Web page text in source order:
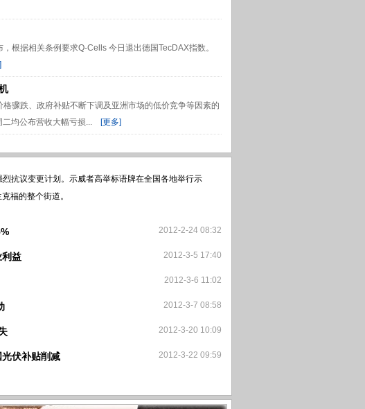
根据相关条例要求Q-Cells 今日退出德国TecDAX指数。
骤跌、政府补贴不断下调及亚洲市场的低价竞争等因素的
均公布营收大幅亏损...
[更多]
抗议变更计划。示威者高举标语牌在全国各地举行示
福的整个街道。
2012-2-24 08:32
利益 2012-3-5 17:40
2012-3-6 11:02
2012-3-7 08:58
2012-3-20 10:09
伏补贴削减 2012-3-22 09:59